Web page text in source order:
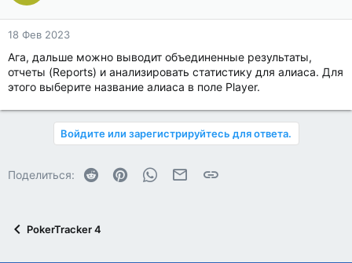
18 Фев 2023
Ага, дальше можно выводит объединенные результаты,
отчеты (Reports) и анализировать статистику для алиаса. Для
этого выберите название алиаса в поле Player.
Войдите или зарегистрируйтесь для ответа.
Поделиться: Reddit PinterestWhatsAppЭлектронная почта
Ссылка
PokerTracker 4